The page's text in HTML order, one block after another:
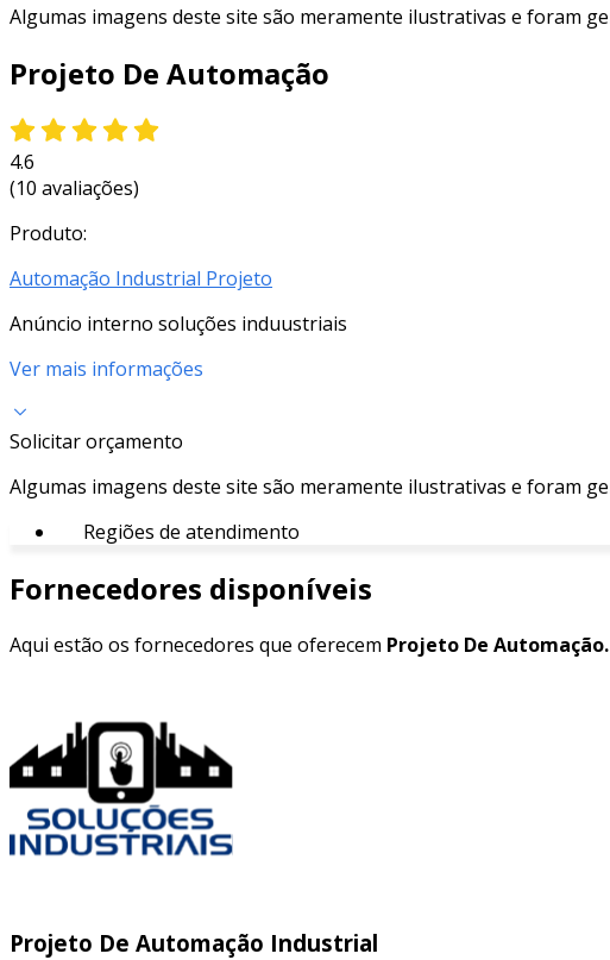
Algumas imagens deste site são meramente ilustrativas e foram
Projeto De Automação
4.6
(10 avaliações)
Produto:
Automação Industrial Projeto
Anúncio interno soluções induustriais
Ver mais informações
Solicitar orçamento
Algumas imagens deste site são meramente ilustrativas e foram
Regiões de atendimento
Fornecedores disponíveis
Aqui estão os fornecedores que oferecem Projeto De Automação.
Projeto De Automação Industrial